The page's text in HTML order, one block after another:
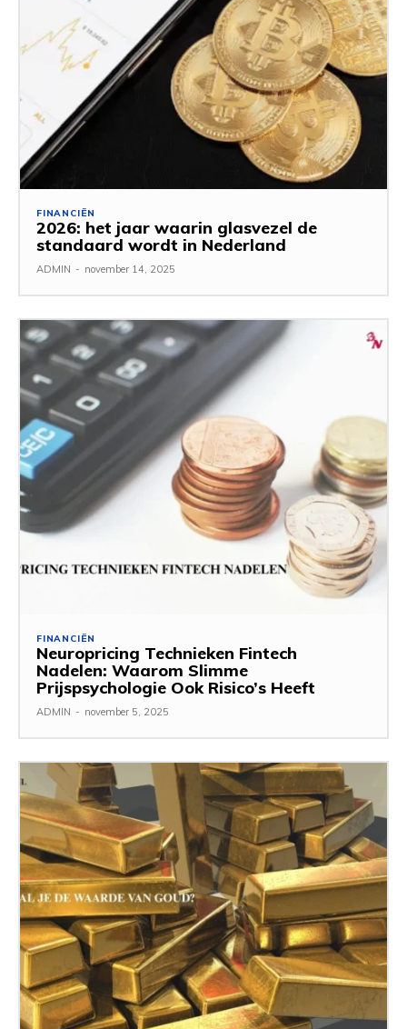
FINANCIËN
2026: het jaar waarin glasvezel de
standaard wordt in Nederland
ADMIN - november 14, 2025
FINANCIËN
Neuropricing Technieken Fintech
Nadelen: Waarom Slimme
Prijspsychologie Ook Risico’s Heeft
ADMIN - november 5, 2025